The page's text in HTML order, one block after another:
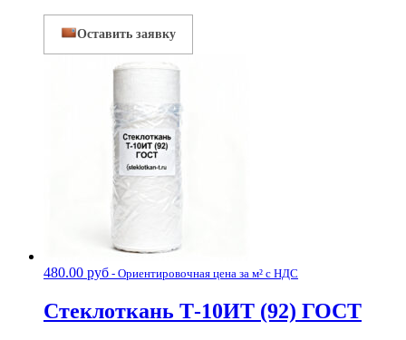
Оставить заявку
480.00 руб - Ориентировочная цена за м² с НДС
Стеклоткань Т-10ИТ (92) ГОСТ